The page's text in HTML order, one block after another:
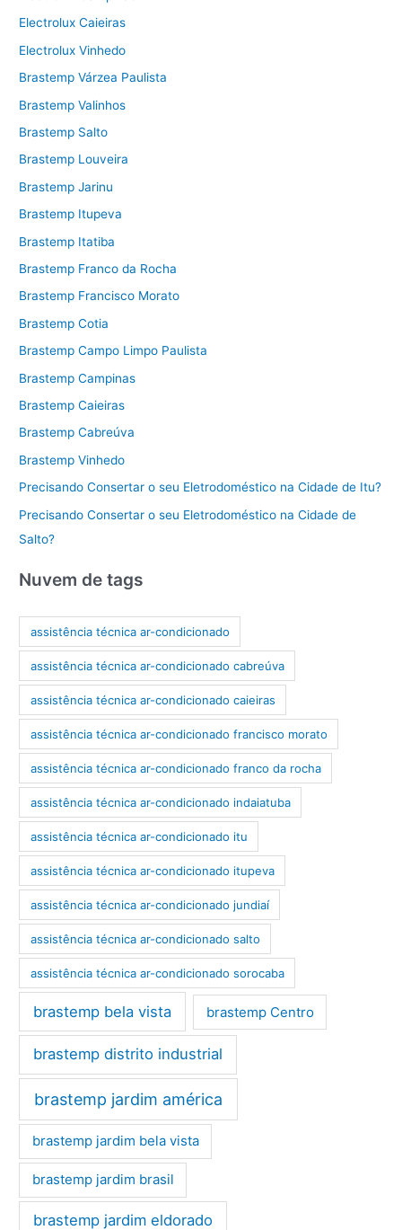
Electrolux Caieiras
Electrolux Vinhedo
Brastemp Várzea Paulista
Brastemp Valinhos
Brastemp Salto
Brastemp Louveira
Brastemp Jarinu
Brastemp Itupeva
Brastemp Itatiba
Brastemp Franco da Rocha
Brastemp Francisco Morato
Brastemp Cotia
Brastemp Campo Limpo Paulista
Brastemp Campinas
Brastemp Caieiras
Brastemp Cabreúva
Brastemp Vinhedo
Precisando Consertar o seu Eletrodoméstico na Cidade de Itu?
Precisando Consertar o seu Eletrodoméstico na Cidade de
Salto?
Nuvem de tags
assistência técnica ar-condicionado
assistência técnica ar-condicionado cabreúva
assistência técnica ar-condicionado caieiras
assistência técnica ar-condicionado francisco morato
assistência técnica ar-condicionado franco da rocha
assistência técnica ar-condicionado indaiatuba
assistência técnica ar-condicionado itu
assistência técnica ar-condicionado itupeva
assistência técnica ar-condicionado jundiaí
assistência técnica ar-condicionado salto
assistência técnica ar-condicionado sorocaba
brastemp bela vista brastemp Centro
brastemp distrito industrial
brastemp jardim américa
brastemp jardim bela vista
brastemp jardim brasil
brastemp jardim eldorado